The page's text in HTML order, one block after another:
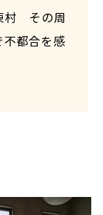
その周
都合を感